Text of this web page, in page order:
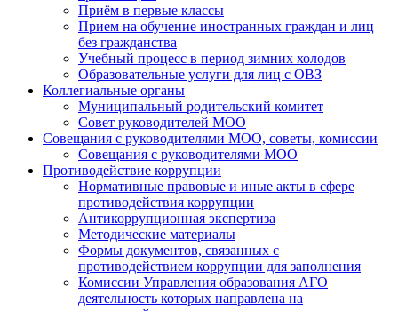
Приём в первые классы
Прием на обучение иностранных граждан и лиц
без гражданства
Учебный процесс в период зимних холодов
Образовательные услуги для лиц с ОВЗ
Коллегиальные органы
Муниципальный родительский комитет
Совет руководителей МОО
Совещания с руководителями МОО, советы, комиссии
Совещания с руководителями МОО
Противодействие коррупции
Нормативные правовые и иные акты в сфере
противодействия коррупции
Антикоррупционная экспертиза
Методические материалы
Формы документов, связанных с
противодействием коррупции для заполнения
Комиссии Управления образования АГО
деятельность которых направлена на